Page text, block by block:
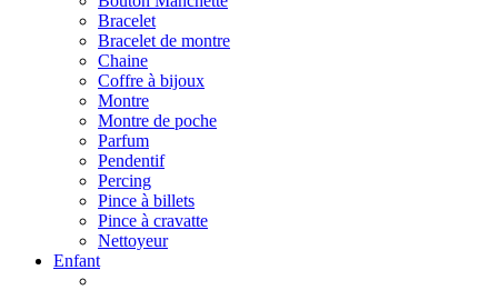
Bracelet
Bracelet de montre
Chaine
Coffre à bijoux
Montre
Montre de poche
Parfum
Pendentif
Percing
Pince à billets
Pince à cravatte
Nettoyeur
Enfant